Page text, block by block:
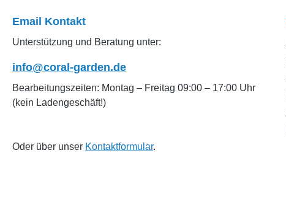
Email Kontakt
Unterstützung und Beratung unter:
info@coral-garden.de
Bearbeitungszeiten: Montag – Freitag 09:00 – 17:00 Uhr
(kein Ladengeschäft!)
Oder über unser Kontaktformular.